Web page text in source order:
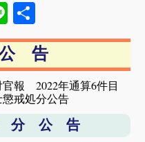
Line
有
告
官報 2022年通算6件目
戒処分公告
分 公 告